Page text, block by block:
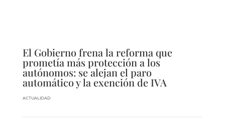
El Gobierno frena la reforma que
prometía más protección a los
autónomos: se alejan el paro
automático y la exención de IVA
ACTUALIDAD